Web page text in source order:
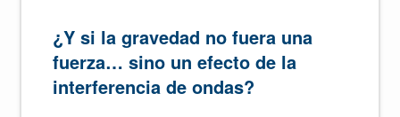
¿Y si la gravedad no fuera una
fuerza… sino un efecto de la
interferencia de ondas?